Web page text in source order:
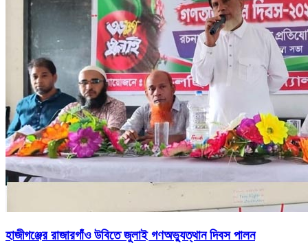
হাজীগঞ্জের রাজারগাঁও উবিতে জুলাই গণঅভ্যুত্থান দিবস পালন